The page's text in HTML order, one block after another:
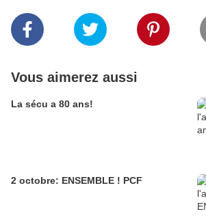
Vous aimerez aussi
La sécu a 80 ans!
2 octobre: ENSEMBLE ! PCF